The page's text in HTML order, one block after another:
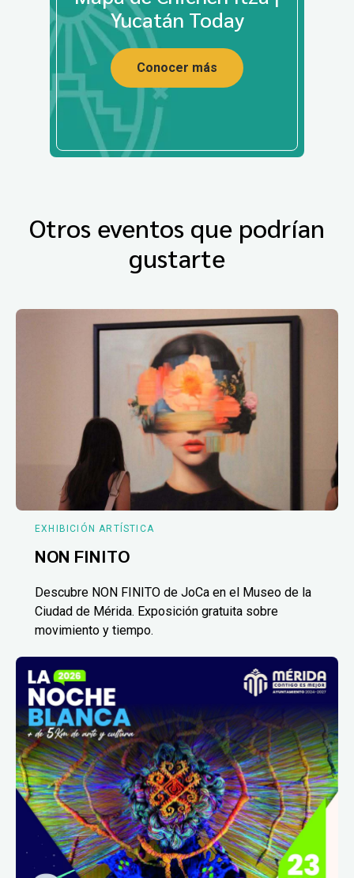
Yucatán Today
Conocer más
Otros eventos que podrían
gustarte
EXHIBICIÓN ARTÍSTICA
NON FINITO
Descubre NON FINITO de JoCa en el Museo de la
Ciudad de Mérida. Exposición gratuita sobre
movimiento y tiempo.